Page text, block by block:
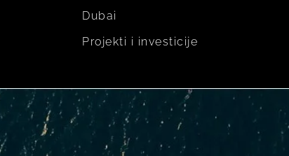
Dubai
Projekti i investicije